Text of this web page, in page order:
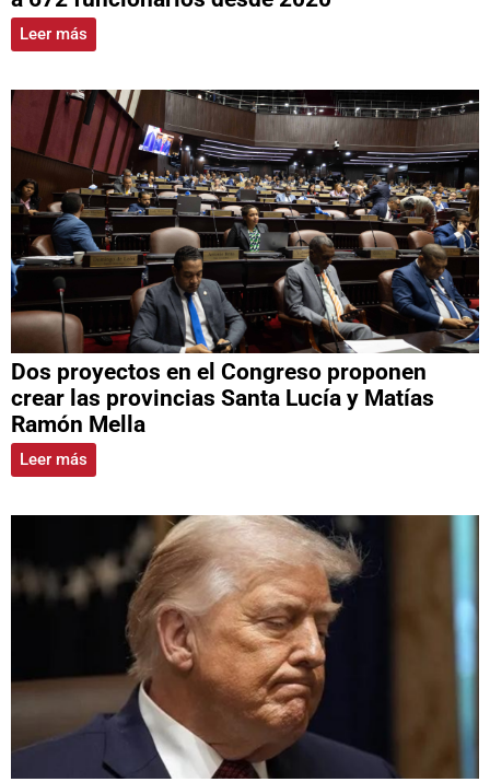
Leer más
Dos proyectos en el Congreso proponen
crear las provincias Santa Lucía y Matías
Ramón Mella
Leer más